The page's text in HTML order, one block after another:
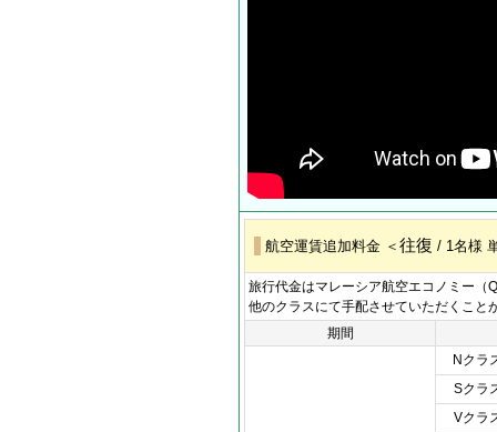
航空運賃追加料金 ＜ 往復 / 1名様
旅行代金はマレーシア航空エコノミー（
他のクラスにて手配させていただくこと
期間
Nクラ
Sクラ
Vクラ